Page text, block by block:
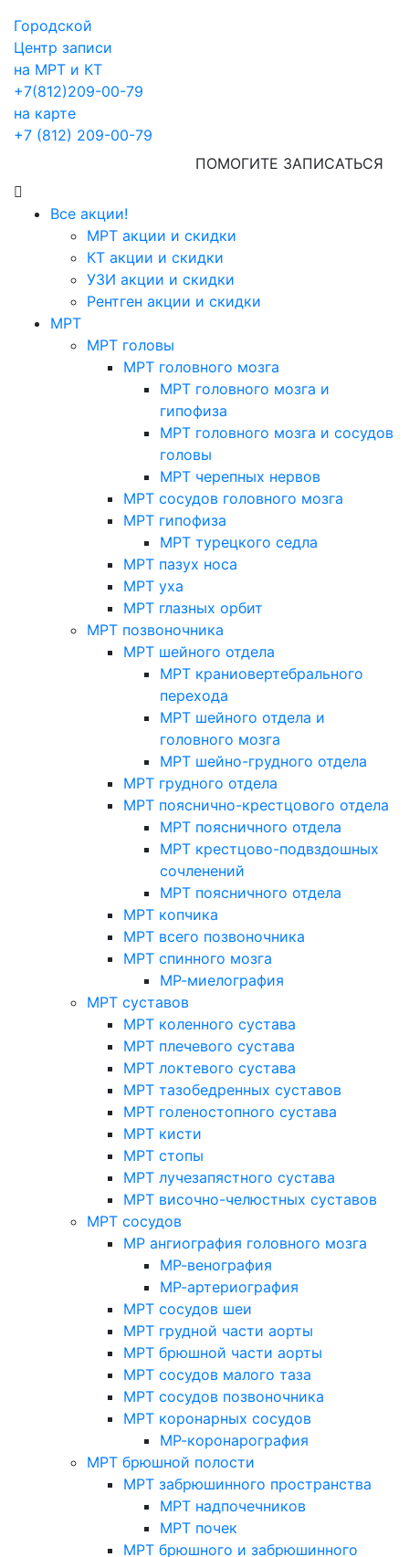
Городской
Центр записи
на МРТ и КТ
+7(812)209-00-79
на карте
+7 (812) 209-00-79
ПОМОГИТЕ ЗАПИСАТЬСЯ
Все акции!
МРТ акции и скидки
КТ акции и скидки
УЗИ акции и скидки
Рентген акции и скидки
МРТ
МРТ головы
МРТ головного мозга
МРТ головного мозга и
гипофиза
МРТ головного мозга и сосудов
головы
МРТ черепных нервов
МРТ сосудов головного мозга
МРТ гипофиза
МРТ турецкого седла
МРТ пазух носа
МРТ уха
МРТ глазных орбит
МРТ позвоночника
МРТ шейного отдела
МРТ краниовертебрального
перехода
МРТ шейного отдела и
головного мозга
МРТ шейно-грудного отдела
МРТ грудного отдела
МРТ пояснично-крестцового отдела
МРТ поясничного отдела
МРТ крестцово-подвздошных
сочленений
МРТ поясничного отдела
МРТ копчика
МРТ всего позвоночника
МРТ спинного мозга
МР-миелография
МРТ суставов
МРТ коленного сустава
МРТ плечевого сустава
МРТ локтевого сустава
МРТ тазобедренных суставов
МРТ голеностопного сустава
МРТ кисти
МРТ стопы
МРТ лучезапястного сустава
МРТ височно-челюстных суставов
МРТ сосудов
МР ангиография головного мозга
МР-венография
МР-артериография
МРТ сосудов шеи
МРТ грудной части аорты
МРТ брюшной части аорты
МРТ сосудов малого таза
МРТ сосудов позвоночника
МРТ коронарных сосудов
МР-коронарография
МРТ брюшной полости
МРТ забрюшинного пространства
МРТ надпочечников
МРТ почек
МРТ брюшного и забрюшинного